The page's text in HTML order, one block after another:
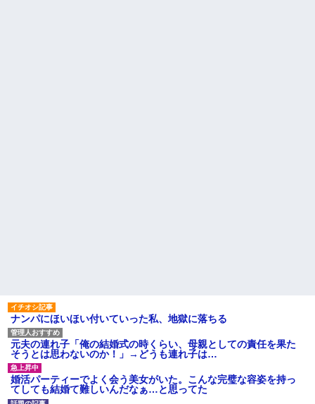
触らないでよ！」キチママ『そ
こに金庫があったから、開けて
みようとしただけ☆』義兄「泥
は出てけ！二度と来るな！」結
果・・・
私「初めて飲む味だけどなん
のお茶？」彼「ちっ！」私「」
【GIF】JSのカンチョーワロ
タ
ナンパにほいほい付いていった私、地獄に落ちる
元夫の連れ子「俺の結婚式の時くらい、母親としての責任を果た
そうとは思わないのか！」→どうも連れ子は…
婚活パーティーでよく会う美女がいた。こんな完璧な容姿を持っ
てしても結婚て難しいんだなぁ…と思ってた